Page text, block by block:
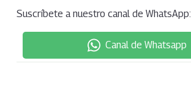
Suscríbete a nuestro canal de WhatsApp:
Canal de Whatsapp